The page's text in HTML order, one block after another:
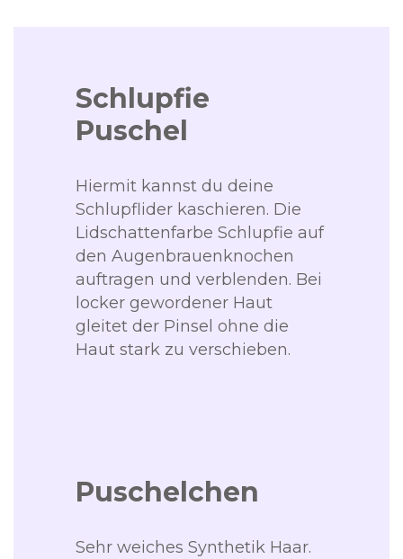
Schlupfie
Puschel
Hiermit kannst du deine
Schlupflider kaschieren. Die
Lidschattenfarbe Schlupfie auf
den Augenbrauenknochen
auftragen und verblenden. Bei
locker gewordener Haut
gleitet der Pinsel ohne die
Haut stark zu verschieben.
Puschelchen
Sehr weiches Synthetik Haar.